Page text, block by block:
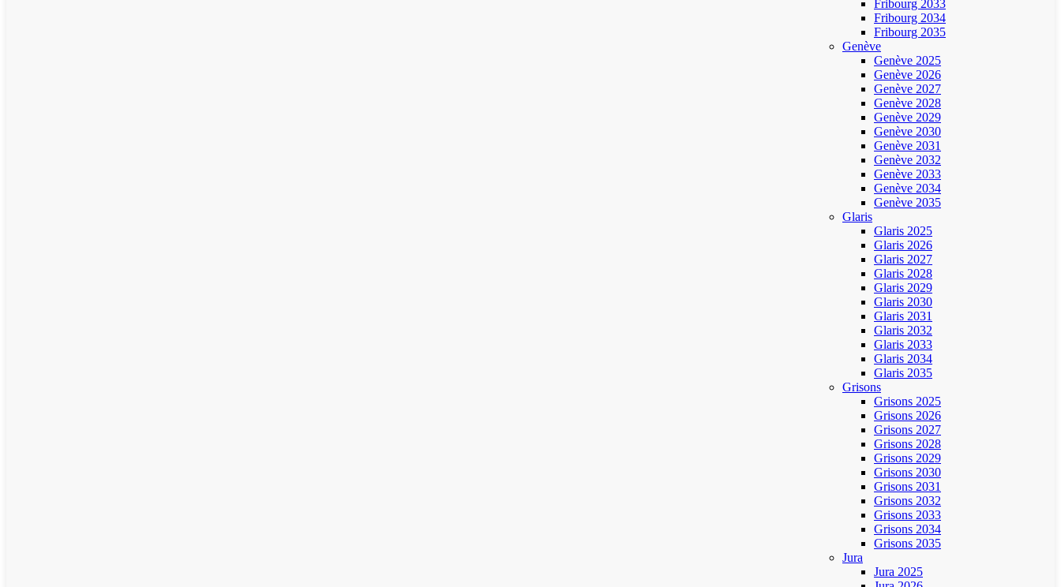
Fribourg 2033
Fribourg 2034
Fribourg 2035
Genève
Genève 2025
Genève 2026
Genève 2027
Genève 2028
Genève 2029
Genève 2030
Genève 2031
Genève 2032
Genève 2033
Genève 2034
Genève 2035
Glaris
Glaris 2025
Glaris 2026
Glaris 2027
Glaris 2028
Glaris 2029
Glaris 2030
Glaris 2031
Glaris 2032
Glaris 2033
Glaris 2034
Glaris 2035
Grisons
Grisons 2025
Grisons 2026
Grisons 2027
Grisons 2028
Grisons 2029
Grisons 2030
Grisons 2031
Grisons 2032
Grisons 2033
Grisons 2034
Grisons 2035
Jura
Jura 2025